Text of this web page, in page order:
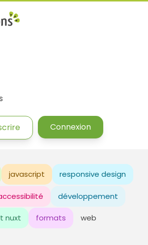
Connexion
javascript responsive design
développement
nuxt formats web